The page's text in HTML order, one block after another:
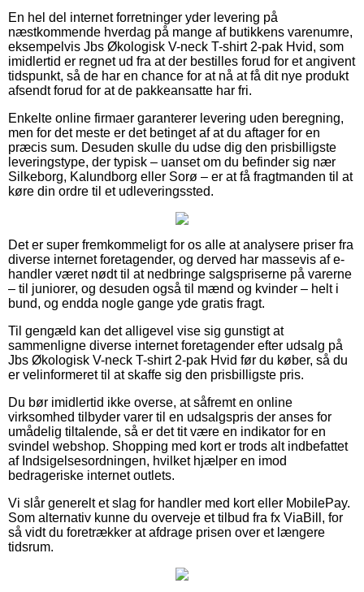
En hel del internet forretninger yder levering på
næstkommende hverdag på mange af butikkens varenumre,
eksempelvis Jbs Økologisk V-neck T-shirt 2-pak Hvid, som
imidlertid er regnet ud fra at der bestilles forud for et angivent
tidspunkt, så de har en chance for at nå at få dit nye produkt
afsendt forud for at de pakkeansatte har fri.
Enkelte online firmaer garanterer levering uden beregning,
men for det meste er det betinget af at du aftager for en
præcis sum. Desuden skulle du udse dig den prisbilligste
leveringstype, der typisk – uanset om du befinder sig nær
Silkeborg, Kalundborg eller Sorø – er at få fragtmanden til at
køre din ordre til et udleveringssted.
Det er super fremkommeligt for os alle at analysere priser fra
diverse internet foretagender, og derved har massevis af e-
handler været nødt til at nedbringe salgspriserne på varerne
– til juniorer, og desuden også til mænd og kvinder – helt i
bund, og endda nogle gange yde gratis fragt.
Til gengæld kan det alligevel vise sig gunstigt at
sammenligne diverse internet foretagender efter udsalg på
Jbs Økologisk V-neck T-shirt 2-pak Hvid før du køber, så du
er velinformeret til at skaffe sig den prisbilligste pris.
Du bør imidlertid ikke overse, at såfremt en online
virksomhed tilbyder varer til en udsalgspris der anses for
umådelig tiltalende, så er det tit være en indikator for en
svindel webshop. Shopping med kort er trods alt indbefattet
af Indsigelsesordningen, hvilket hjælper en imod
bedrageriske internet outlets.
Vi slår generelt et slag for handler med kort eller MobilePay.
Som alternativ kunne du overveje et tilbud fra fx ViaBill, for
så vidt du foretrækker at afdrage prisen over et længere
tidsrum.